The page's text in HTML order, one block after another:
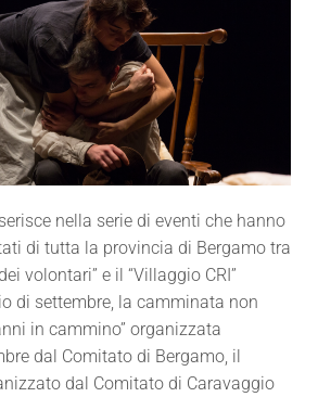
nella serie di eventi che hanno
di tutta la provincia di Bergamo tra
volontari” e il “Villaggio CRI”
di settembre, la camminata non
in cammino” organizzata
dal Comitato di Bergamo, il
dal Comitato di Caravaggio